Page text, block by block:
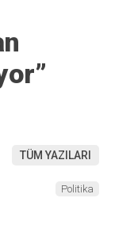
TÜM YAZILARI
Politika